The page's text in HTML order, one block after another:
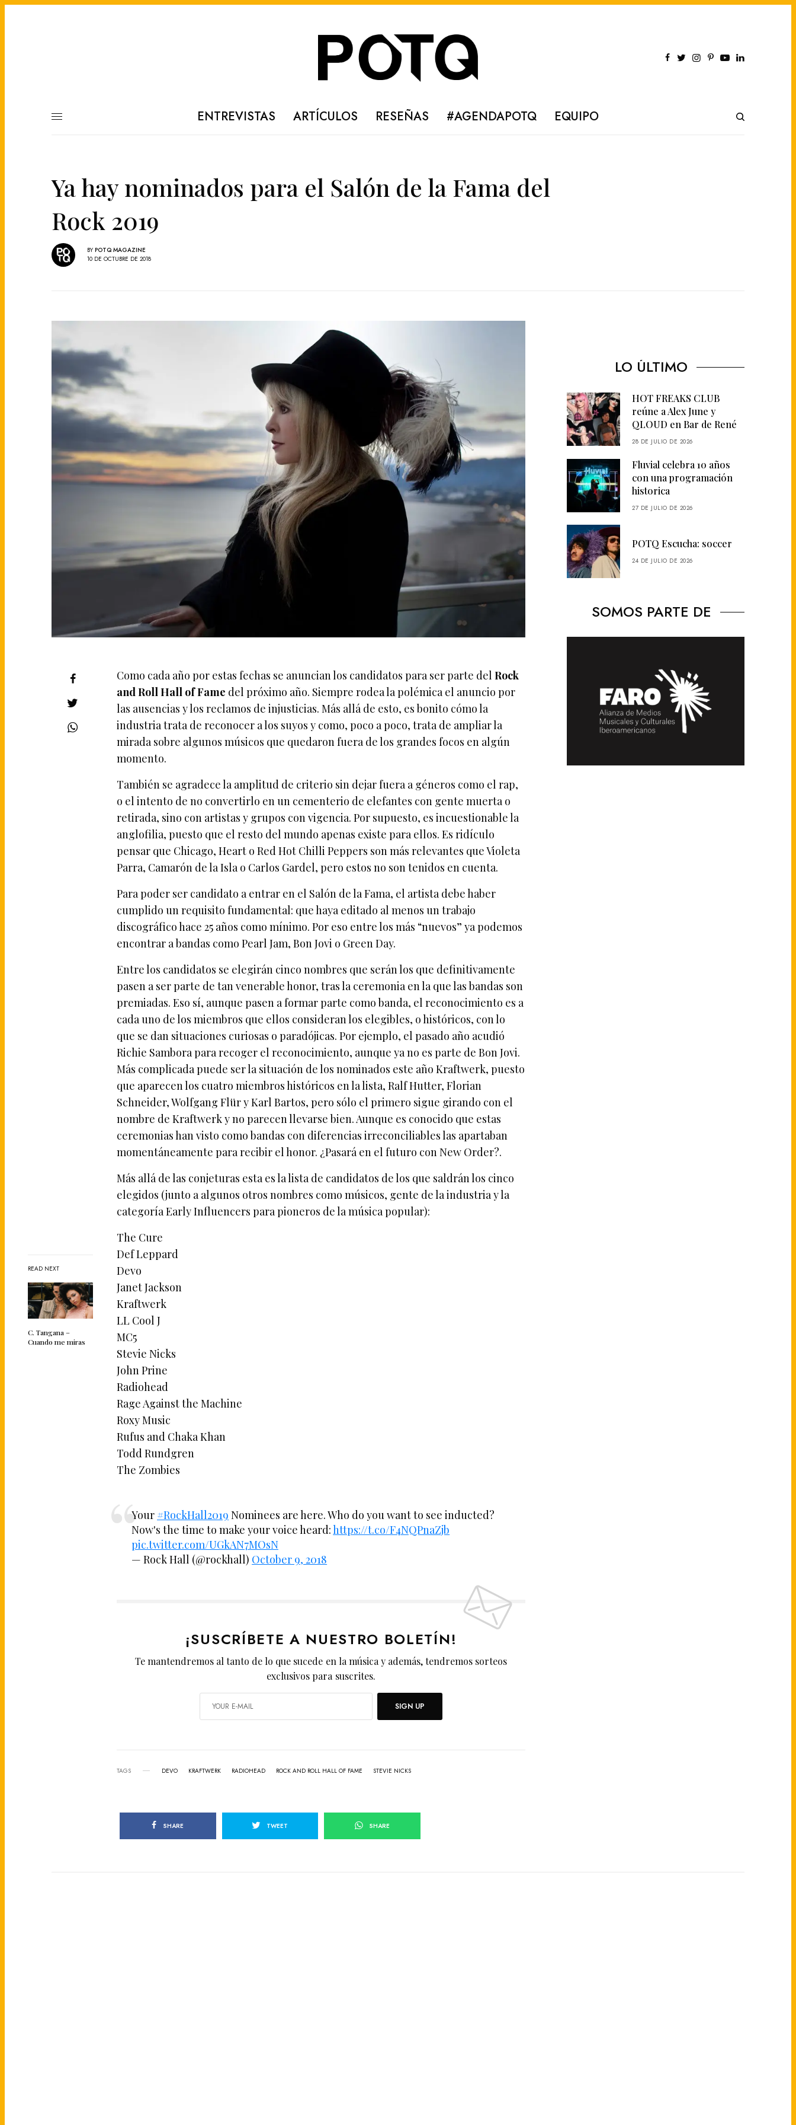
ENTREVISTAS ARTÍCULOS RESEÑAS #AGENDAPOTQ EQUIPO
Ya hay nominados para el Salón de la Fama del
Rock 2019
BY POTQ MAGAZINE
10 DE OCTUBRE DE 2018
READ NEXT
C. Tangana –
Cuando me miras
Como cada año por estas fechas se anuncian los candidatos para ser parte delRock
and Roll Hall of Fame del próximo año. Siempre rodea la polémica el anuncio por
las ausencias y los reclamos de injusticias. Más allá de esto, es bonito cómo la
industria trata de reconocer a los suyos y como, poco a poco, trata de ampliar la
mirada sobre algunos músicos que quedaron fuera de los grandes focos en algún
momento.
También se agradece la amplitud de criterio sin dejar fuera a géneros como el rap,
o el intento de no convertirlo en un cementerio de elefantes con gente muerta o
retirada, sino con artistas y grupos con vigencia. Por supuesto, es incuestionable la
anglofilia, puesto que el resto del mundo apenas existe para ellos. Es ridículo
pensar que Chicago, Heart o Red Hot Chilli Peppers son más relevantes que Violeta
Parra, Camarón de la Isla o Carlos Gardel, pero estos no son tenidos en cuenta.
Para poder ser candidato a entrar en el Salón de la Fama, el artista debe haber
cumplido un requisito fundamental: que haya editado al menos un trabajo
discográfico hace 25 años como mínimo. Por eso entre los más “nuevos” ya podemos
encontrar a bandas como Pearl Jam, Bon Jovi o Green Day.
Entre los candidatos se elegirán cinco nombres que serán los que definitivamente
pasen a ser parte de tan venerable honor, tras la ceremonia en la que las bandas son
premiadas. Eso sí, aunque pasen a formar parte como banda, el reconocimiento es a
cada uno de los miembros que ellos consideran los elegibles, o históricos, con lo
que se dan situaciones curiosas o paradójicas. Por ejemplo, el pasado año acudió
Richie Sambora para recoger el reconocimiento, aunque ya no es parte de Bon Jovi.
Más complicada puede ser la situación de los nominados este año Kraftwerk, puesto
que aparecen los cuatro miembros históricos en la lista, Ralf Hutter, Florian
Schneider, Wolfgang Flür y Karl Bartos, pero sólo el primero sigue girando con el
nombre de Kraftwerk y no parecen llevarse bien. Aunque es conocido que estas
ceremonias han visto como bandas con diferencias irreconciliables las apartaban
momentáneamente para recibir el honor. ¿Pasará en el futuro con New Order?.
Más allá de las conjeturas esta es la lista de candidatos de los que saldrán los cinco
elegidos (junto a algunos otros nombres como músicos, gente de la industria y la
categoría Early Influencers para pioneros de la música popular):
The Cure
Def Leppard
Devo
Janet Jackson
Kraftwerk
LL Cool J
MC5
Stevie Nicks
John Prine
Radiohead
Rage Against the Machine
Roxy Music
Rufus and Chaka Khan
Todd Rundgren
The Zombies
Your #RockHall2019 Nominees are here. Who do you want to see inducted?
Now's the time to make your voice heard:https://t.co/F4NQPnaZjb
pic.twitter.com/UGkAN7MOsN
— Rock Hall (@rockhall) October 9, 2018
¡SUSCRÍBETE A NUESTRO BOLETÍN!
Te mantendremos al tanto de lo que sucede en la música y además, tendremos sorteos
exclusivos para suscrites.
SIGN UP
TAGS DEVO KRAFTWERK RADIOHEAD ROCK AND ROLL HALL OF FAME STEVIE NICKS
SHARE TWEET SHARE
LO ÚLTIMO
HOT FREAKS CLUB
reúne a Alex June y
QLOUD en Bar de René
28 DE JULIO DE 2026
Fluvial celebra 10 años
con una programación
historica
27 DE JULIO DE 2026
POTQ Escucha: soccer
24 DE JULIO DE 2026
SOMOS PARTE DE